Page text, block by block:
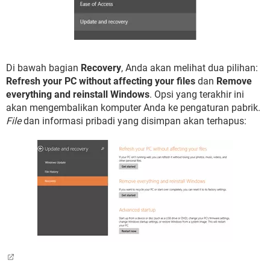
Di bawah bagian Recovery, Anda akan melihat dua pilihan:
Refresh your PC without affecting your files dan Remove
everything and reinstall Windows. Opsi yang terakhir ini
akan mengembalikan komputer Anda ke pengaturan pabrik.
Filedan informasi pribadi yang disimpan akan terhapus: